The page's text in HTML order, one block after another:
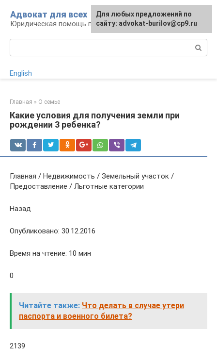
контенту
Адвокат для всех
Юридическая помощь по любому вопросу
English
Главная » О семье
Какие условия для получения земли при
рождении 3 ребенка?
Главная / Недвижимость / Земельный участок /
Предоставление / Льготные категории
Назад
Опубликовано: 30.12.2016
Время на чтение: 10 мин
0
Читайте также: Что делать в случае утери
паспорта и военного билета?
2139
Для любых предложений по
сайту: advokat-burilov@cp9.ru